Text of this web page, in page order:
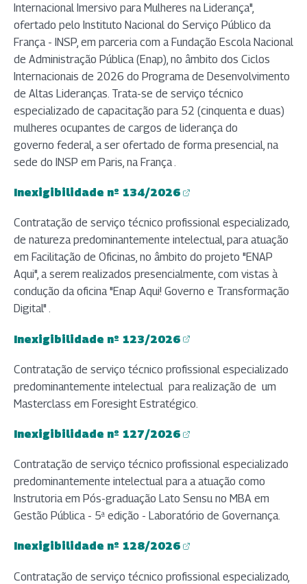
Internacional Imersivo para Mulheres na Liderança",
ofertado pelo Instituto Nacional do Serviço Público da
França - INSP, em parceria com a Fundação Escola Nacional
de Administração Pública (Enap), no âmbito dos Ciclos
Internacionais de 2026 do Programa de Desenvolvimento
de Altas Lideranças. Trata-se de serviço técnico
especializado de capacitação para 52 (cinquenta e duas)
mulheres ocupantes de cargos de liderança do
governo federal, a ser ofertado de forma presencial, na
sede do INSP em Paris, na França .
Inexigibilidade nº 134/2026
(abre em nova aba)
Contratação de serviço técnico profissional especializado,
de natureza predominantemente intelectual, para atuação
em Facilitação de Oficinas, no âmbito do projeto "ENAP
Aqui", a serem realizados presencialmente, com vistas à
condução da oficina "Enap Aqui! Governo e Transformação
Digital" .
Inexigibilidade nº 123/2026
(abre em nova aba)
Contratação de serviço técnico profissional especializado
predominantemente intelectual para realização de um
Masterclass em Foresight Estratégico.
Inexigibilidade nº 127/2026
(abre em nova aba)
Contratação de serviço técnico profissional especializado
predominantemente intelectual para a atuação como
Instrutoria em Pós-graduação Lato Sensu no MBA em
Gestão Pública - 5ª edição - Laboratório de Governança.
Inexigibilidade nº 128/2026
(abre em nova aba)
Contratação de serviço técnico profissional especializado,